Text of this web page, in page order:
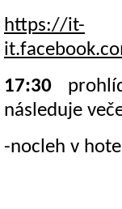
https://it-
17:30
následuje
-nocleh v